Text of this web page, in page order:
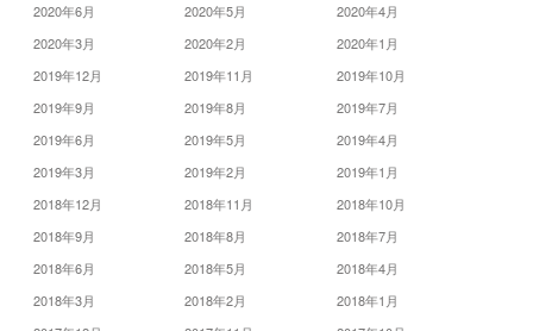
2020年6月
2020年5月
2020年4月
2020年3月
2020年2月
2020年1月
2019年12月
2019年11月
2019年10月
2019年9月
2019年8月
2019年7月
2019年6月
2019年5月
2019年4月
2019年3月
2019年2月
2019年1月
2018年12月
2018年11月
2018年10月
2018年9月
2018年8月
2018年7月
2018年6月
2018年5月
2018年4月
2018年3月
2018年2月
2018年1月